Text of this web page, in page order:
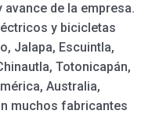
de la empresa.
y bicicletas
Jalapa, Escuintla,
Totonicapán,
Australia,
muchos fabricantes